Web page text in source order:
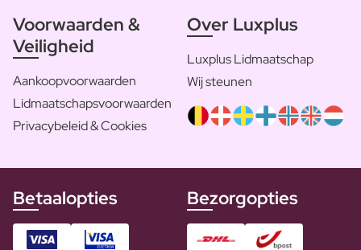
Voorwaarden &
Veiligheid
Aankoopvoorwaarden
Lidmaatschapsvoorwaarden
Privacybeleid & Cookies
Over Luxplus
Luxplus Lidmaatschap
Wij steunen
Betaalopties Bezorgopties